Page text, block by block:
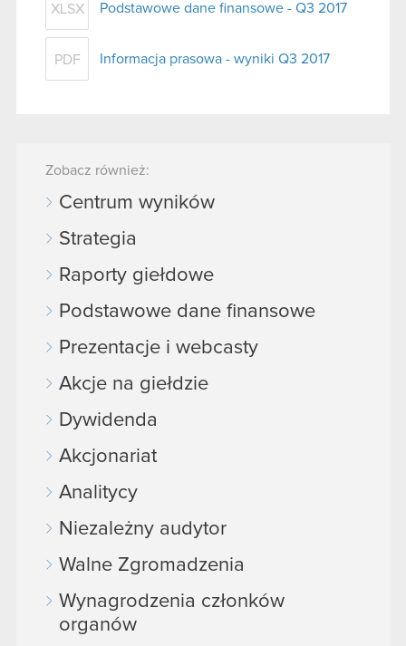
XLSX Podstawowe dane finansowe - Q3 2017
PDF Informacja prasowa - wyniki Q3 2017
Zobacz również:
Centrum wyników
Strategia
Raporty giełdowe
Podstawowe dane finansowe
Prezentacje i webcasty
Akcje na giełdzie
Dywidenda
Akcjonariat
Analitycy
Niezależny audytor
Walne Zgromadzenia
Wynagrodzenia członków
organów